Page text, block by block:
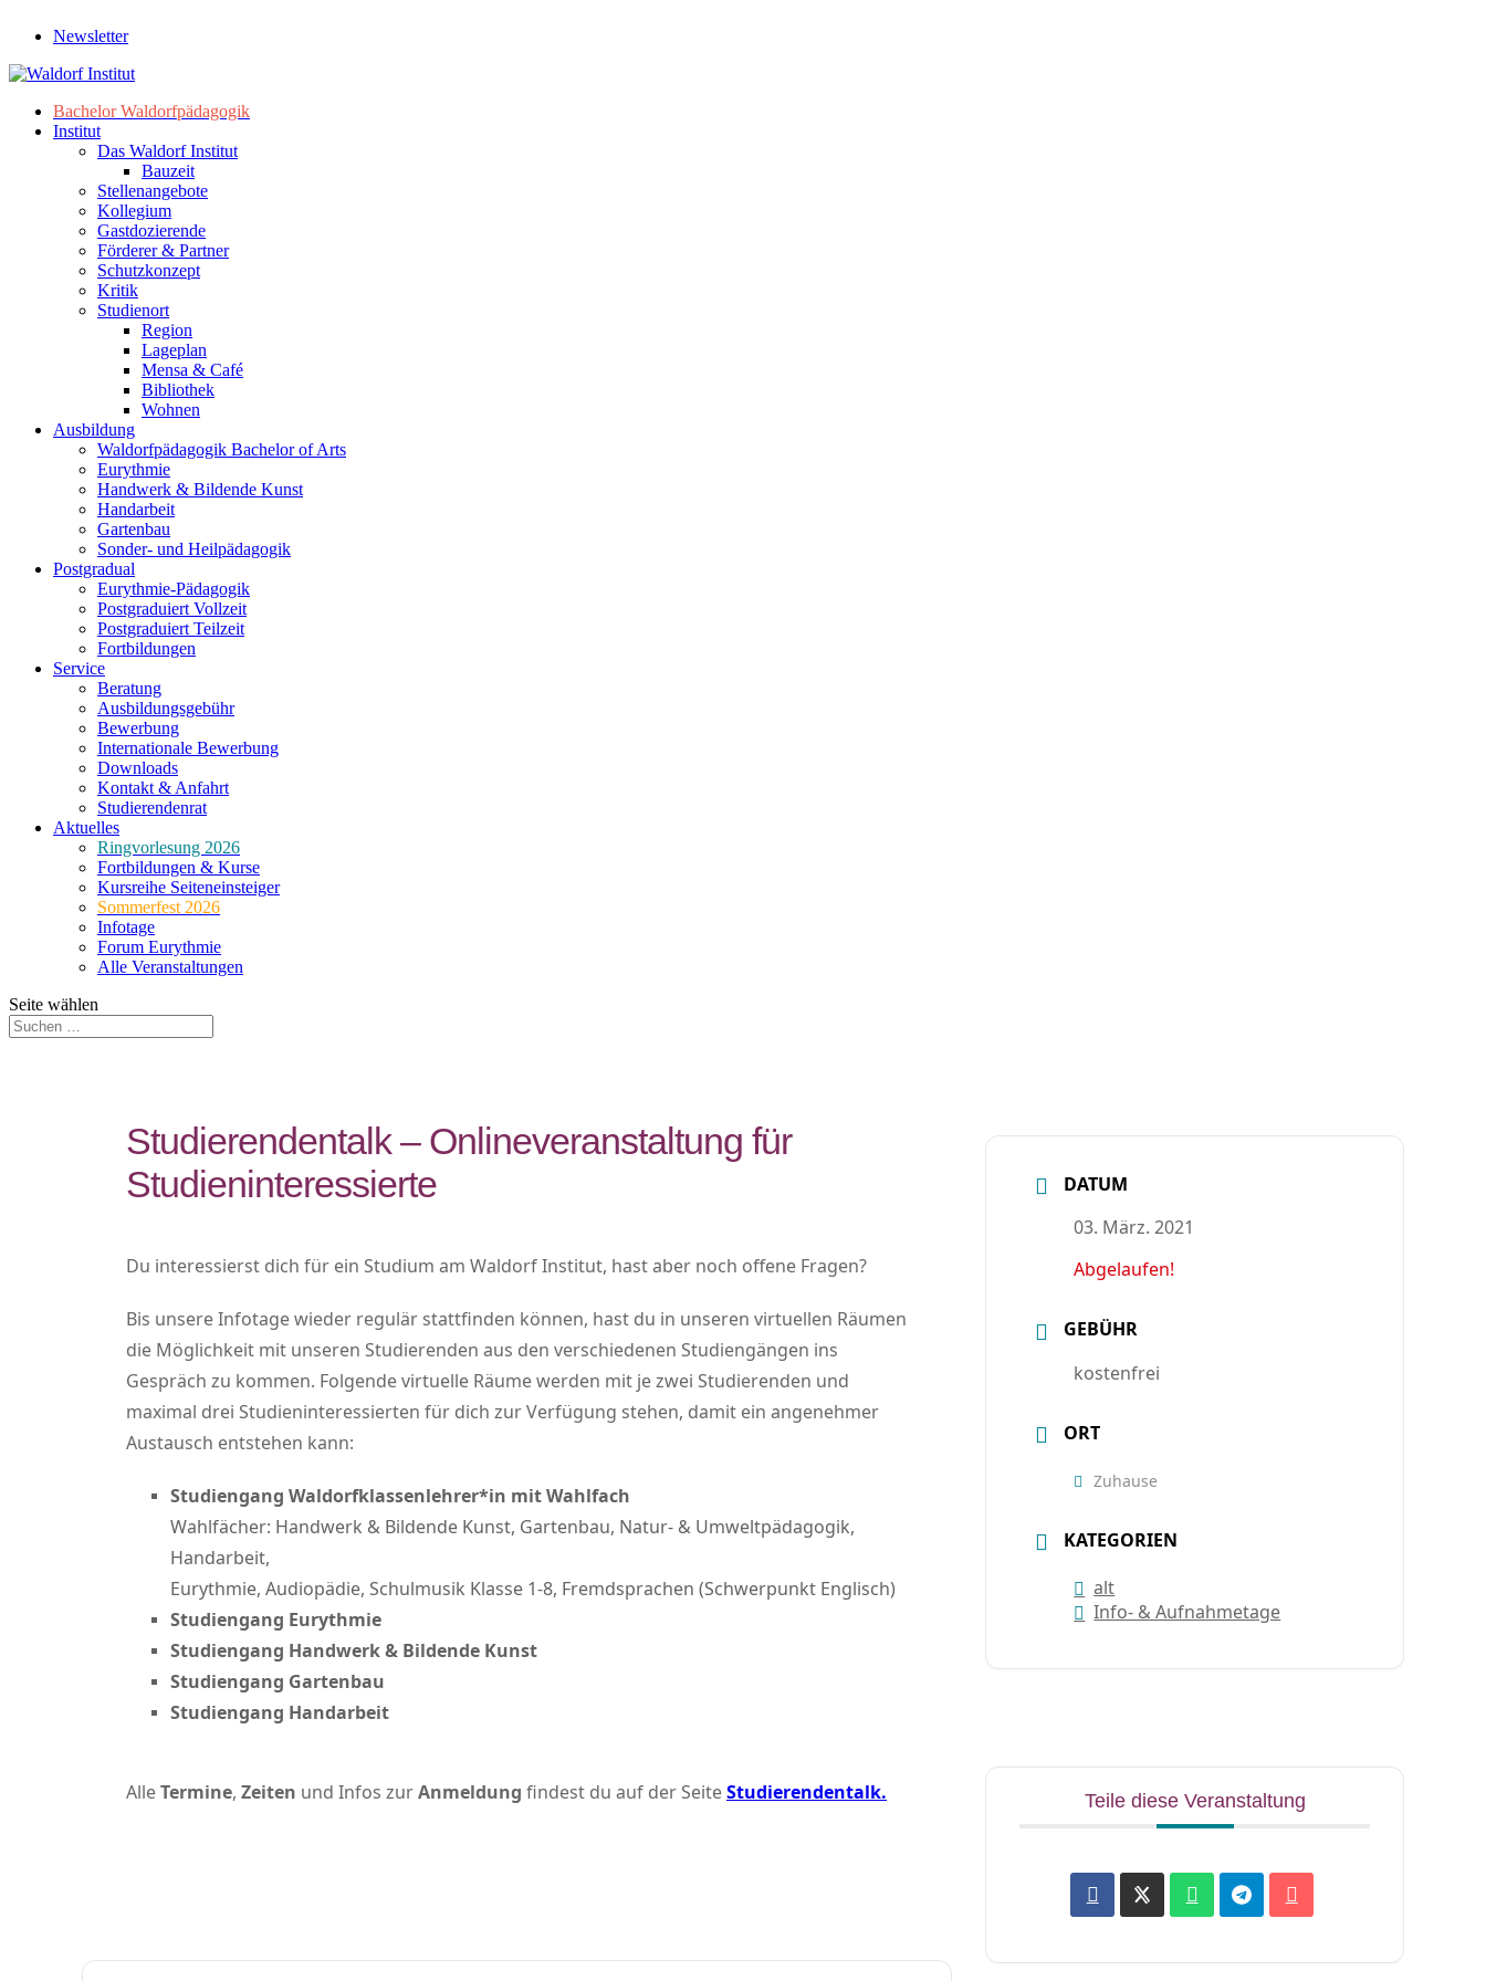
Newsletter
Bachelor Waldorfpädagogik
Institut
Das Waldorf Institut
Bauzeit
Stellenangebote
Kollegium
Gastdozierende
Förderer & Partner
Schutzkonzept
Kritik
Studienort
Region
Lageplan
Mensa & Café
Bibliothek
Wohnen
Ausbildung
Waldorfpädagogik Bachelor of Arts
Eurythmie
Handwerk & Bildende Kunst
Handarbeit
Gartenbau
Sonder- und Heilpädagogik
Postgradual
Eurythmie-Pädagogik
Postgraduiert Vollzeit
Postgraduiert Teilzeit
Fortbildungen
Service
Beratung
Ausbildungsgebühr
Bewerbung
Internationale Bewerbung
Downloads
Kontakt & Anfahrt
Studierendenrat
Aktuelles
Ringvorlesung 2026
Fortbildungen & Kurse
Kursreihe Seiteneinsteiger
Sommerfest 2026
Infotage
Forum Eurythmie
Alle Veranstaltungen
Seite wählen
Studierendentalk – Onlineveranstaltung für
Studieninteressierte
Du interessierst dich für ein Studium am Waldorf Institut, hast aber noch offene Fragen?
Bis unsere Infotage wieder regulär stattfinden können, hast du in unseren virtuellen Räumen
die Möglichkeit mit unseren Studierenden aus den verschiedenen Studiengängen ins
Gespräch zu kommen. Folgende virtuelle Räume werden mit je zwei Studierenden und
maximal drei Studieninteressierten für dich zur Verfügung stehen, damit ein angenehmer
Austausch entstehen kann:
Studiengang Waldorfklassenlehrer*in mit Wahlfach
Wahlfächer: Handwerk & Bildende Kunst, Gartenbau, Natur- & Umweltpädagogik,
Handarbeit,
Eurythmie, Audiopädie, Schulmusik Klasse 1-8, Fremdsprachen (Schwerpunkt Englisch)
Studiengang Eurythmie
Studiengang Handwerk & Bildende Kunst
Studiengang Gartenbau
Studiengang Handarbeit
AlleTermine, Zeiten und Infos zurAnmeldung findest du auf der SeiteStudierendentalk.
DATUM
03. März. 2021
Abgelaufen!
GEBÜHR
kostenfrei
ORT
Zuhause
KATEGORIEN
alt
Info- & Aufnahmetage
Teile diese Veranstaltung